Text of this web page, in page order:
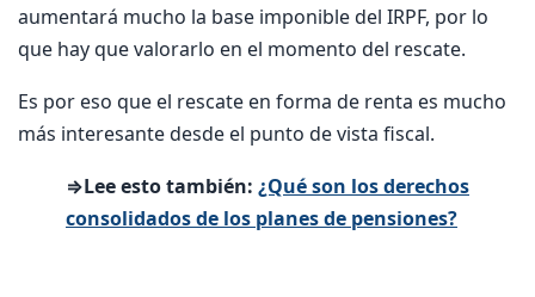
aumentará mucho la base imponible del IRPF, por lo
que hay que valorarlo en el momento del rescate.
Es por eso que el rescate en forma de renta es mucho
más interesante desde el punto de vista fiscal.
⇒Lee esto también: ¿Qué son los derechos
consolidados de los planes de pensiones?